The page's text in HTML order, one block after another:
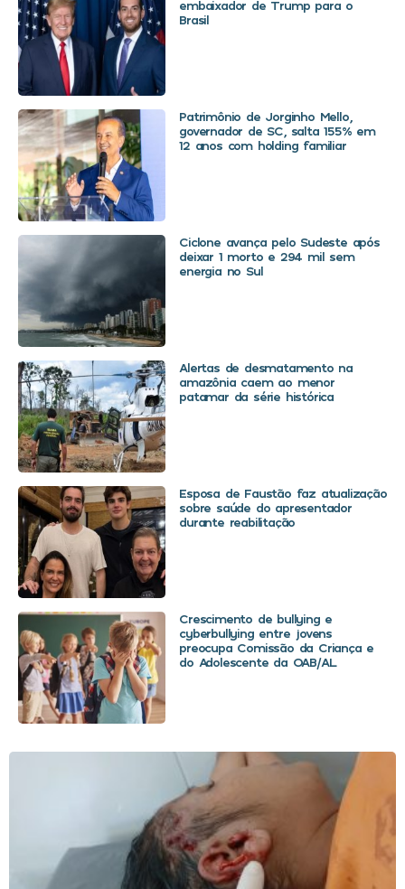
embaixador de Trump para o
Brasil
Patrimônio de Jorginho Mello,
governador de SC, salta 155% em
12 anos com holding familiar
Ciclone avança pelo Sudeste após
deixar 1 morto e 294 mil sem
energia no Sul
Alertas de desmatamento na
amazônia caem ao menor
patamar da série histórica
Esposa de Faustão faz atualização
sobre saúde do apresentador
durante reabilitação
Crescimento de bullying e
cyberbullying entre jovens
preocupa Comissão da Criança e
do Adolescente da OAB/AL